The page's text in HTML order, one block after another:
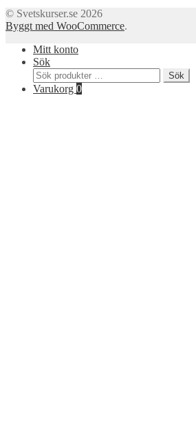
© Svetskurser.se 2026
Byggt med WooCommerce.
Mitt konto
Sök
Sök
efter:
Sök
Varukorg 0